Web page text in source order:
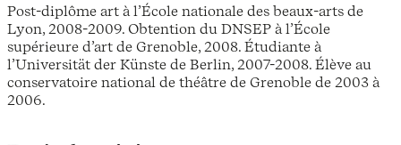
Post-diplôme art à l’École nationale des beaux-arts de
Lyon, 2008-2009. Obtention du DNSEP à l’École
supérieure d’art de Grenoble, 2008. Étudiante à
l’Universität der Künste de Berlin, 2007-2008. Élève au
conservatoire national de théâtre de Grenoble de 2003 à
2006.